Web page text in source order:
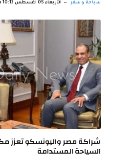
سياحة وسفر الأربعاء 05 أغسطس 10:13 م
شراكة مصر واليونسكو تعزز
السياحة المستدامة